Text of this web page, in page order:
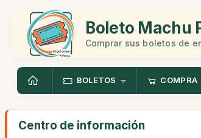
Boleto Machu
Comprar sus boletos de
BOLETOS COMPRA
Centro de información